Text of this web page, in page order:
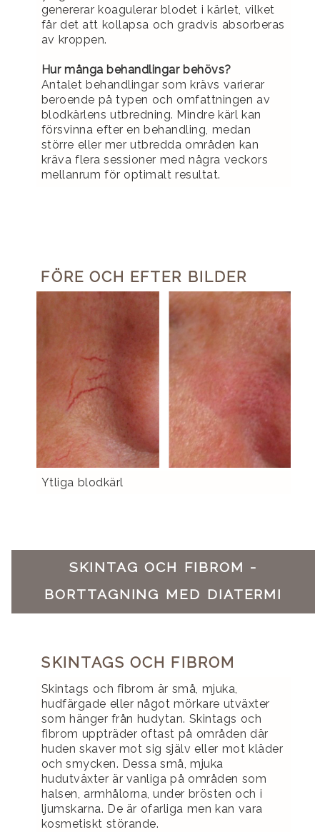
genererar koagulerar blodet i kärlet, vilket
får det att kollapsa och gradvis absorberas
av kroppen.
Hur många behandlingar behövs?
Antalet behandlingar som krävs varierar
beroende på typen och omfattningen av
blodkärlens utbredning. Mindre kärl kan
försvinna efter en behandling, medan
större eller mer utbredda områden kan
kräva flera sessioner med några veckors
mellanrum för optimalt resultat.
FÖRE OCH EFTER BILDER
Ytliga blodkärl
SKINTAG OCH FIBROM -
BORTTAGNING MED DIATERMI
SKINTAGS OCH FIBROM
Skintags och fibrom är små, mjuka,
hudfärgade eller något mörkare utväxter
som hänger från hudytan. Skintags och
fibrom uppträder oftast på områden där
huden skaver mot sig själv eller mot kläder
och smycken. Dessa små, mjuka
hudutväxter är vanliga på områden som
halsen, armhålorna, under brösten och i
ljumskarna. De är ofarliga men kan vara
kosmetiskt störande.